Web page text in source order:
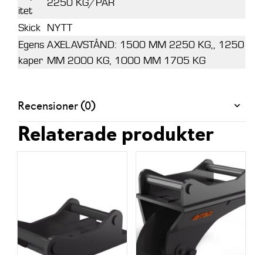
itet
Skick NYTT
Egens
kaper
AXELAVSTÅND: 1500 MM 2250 KG,, 1250
MM 2000 KG, 1000 MM 1705 KG
Recensioner (0)
Relaterade produkter